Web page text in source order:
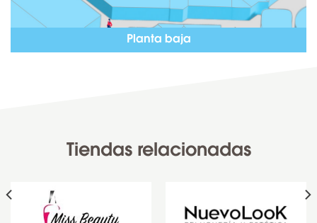
Planta baja
Tiendas relacionadas